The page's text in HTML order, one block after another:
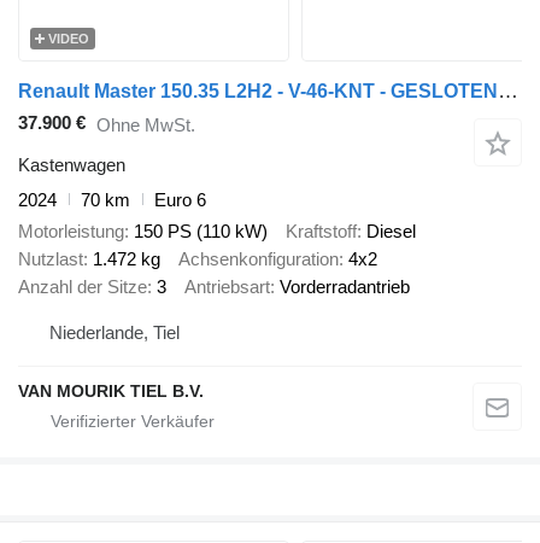
VIDEO
Renault Master 150.35 L2H2 - V-46-KNT - GESLOTEN - 2x ZIJSCHUIFDEUR - EU
37.900 € Ohne MwSt.
Kastenwagen
2024
70 km
Euro 6
Motorleistung 150 PS (110 kW) Kraftstoff Diesel
Nutzlast 1.472 kg Achsenkonfiguration 4x2
Anzahl der Sitze 3 Antriebsart Vorderradantrieb
Niederlande, Tiel
VAN MOURIK TIEL B.V.